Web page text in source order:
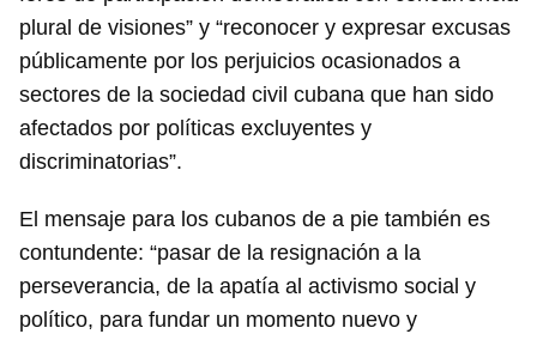
plural de visiones” y “reconocer y expresar excusas
públicamente por los perjuicios ocasionados a
sectores de la sociedad civil cubana que han sido
afectados por políticas excluyentes y
discriminatorias”.
El mensaje para los cubanos de a pie también es
contundente: “pasar de la resignación a la
perseverancia, de la apatía al activismo social y
político, para fundar un momento nuevo y